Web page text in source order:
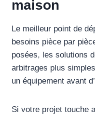
maison
Le meilleur point de
besoins pièce par
posées, les solutions
arbitrages plus
un équipement avant
Si votre projet touche